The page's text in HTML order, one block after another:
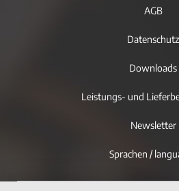
AGB
Datenschutz
Downloads
Leistungs- und
Newsletter
Sprachen /